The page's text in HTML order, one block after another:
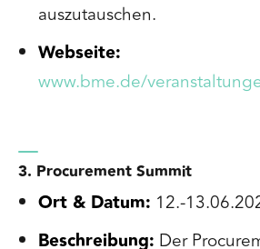
auszutauschen.
Webseite:
www.bme.de/
3. Procurement Summit
Ort & Datum: 12.-
Beschreibung: Der